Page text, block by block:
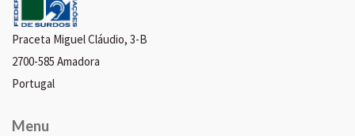
Praceta Miguel Cláudio, 3-B
2700-585 Amadora
Portugal
Menu